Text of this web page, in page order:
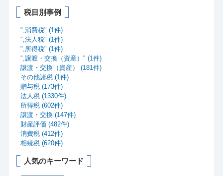
税目別事例
",消費税" (1件)
",法人税" (1件)
",所得税" (1件)
",譲渡・交換（資産）" (1件)
譲渡・交換（資産） (181件)
その他諸税 (1件)
贈与税 (173件)
法人税 (1330件)
所得税 (602件)
譲渡・交換 (147件)
財産評価 (482件)
消費税 (412件)
相続税 (620件)
人気のキーワード